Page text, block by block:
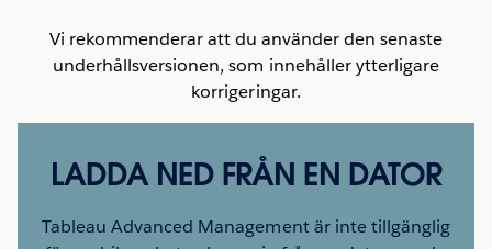
Vi rekommenderar att du använder den senaste
underhållsversionen, som innehåller ytterligare
korrigeringar.
LADDA NED FRÅN EN DATOR
Tableau Advanced Management är inte tillgänglig